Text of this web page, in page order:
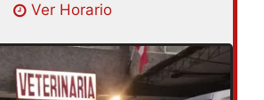
09:00AM – 08:00PM |
– 08:00PM | Sábado
| Domingo cerrado
Ver Horario